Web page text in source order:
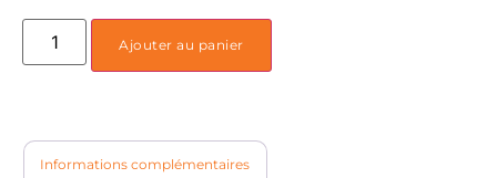
Ajouter au panier
Informations complémentaires